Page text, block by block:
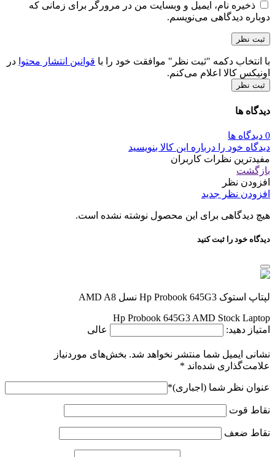
ذخیره نام، ایمیل و وبسایت من در مرورگر برای زمانی که
دوباره دیدگاهی می‌نویسم.
با انتخاب دکمه "ثبت نظر" موافقت خود را با قوانین انتشار محتوا در
اونیکس کالا اعلام می‌کنم.
ثبت نظر
دیدگاه ها
0 دیدگاه ها
دیدگاه خود را درباره این کالا بنویسید
مفیدترین نظرات کاربران
بازگشت
افزودن نظر
افزودن نظر جدید
هیچ دیدگاهی برای این محصول نوشته نشده است.
دیدگاه خود را ثبت کنید
لپتاپ استوک Hp Probook 645G3 نسل AMD A8
Hp Probook 645G3 AMD Stock Laptop
امتیاز دهید:
عالی
نشانی ایمیل شما منتشر نخواهد شد. بخش‌های موردنیاز
علامت‌گذاری شده‌اند *
عنوان نظر شما (اجباری)*
نقاط قوت
نقاط ضعف